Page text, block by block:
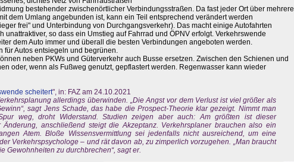
bestehender zwischenörtlicher Verbindungsstraßen. Da fast jeder Ort über mehrere
dem Umlang angebunden ist, kann ein Teil entsprechend verändert werden
frei" und Unterbindung von Durchgangsverkehr). Das macht einige Autofahrten
unattraktiver, so dass ein Umstieg auf Fahrrad und ÖPNV erfolgt. Verkehrswende
dem Auto immer und überall die besten Verbindungen angeboten werden.
für Autos entsiegeln und begrünen.
neben PKWs und Güterverkehr auch Busse ersetzen. Zwischen den Schienen und
oder, wenn als Fußweg genutzt, gepflastert werden. Regenwasser kann wieder
scheitert", in: FAZ am 24.10.2021
allerdings überwinden. „Die Angst vor dem Verlust ist viel größer als
sagt Jens Schade, das habe die Prospect-Theorie klar gezeigt. Nimmt man
weg, droht Widerstand. Studien zeigen aber auch: Am größten ist dieser
Änderung, anschließend steigt die Akzeptanz. Verkehrsplaner brauchen also ein
Atem. Bloße Wissensvermittlung sei jedenfalls nicht ausreichend, um eine
Verkehrspsychologe – und rät davon ab, zu zimperlich vorzugehen. „Man braucht
Gewohnheiten zu durchbrechen“, sagt er.